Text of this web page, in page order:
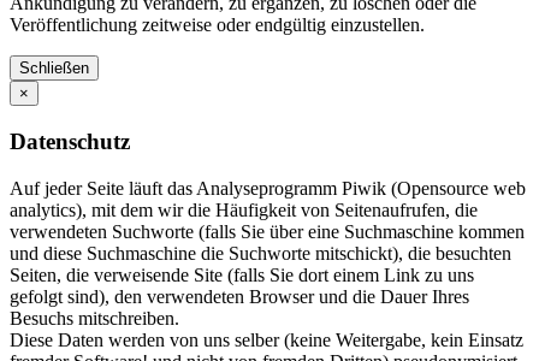
Veröffentlichung zeitweise oder endgültig einzustellen.
Schließen
×
Datenschutz
Auf jeder Seite läuft das Analyseprogramm Piwik (Opensource web
analytics), mit dem wir die Häufigkeit von Seitenaufrufen, die
verwendeten Suchworte (falls Sie über eine Suchmaschine kommen
und diese Suchmaschine die Suchworte mitschickt), die besuchten
Seiten, die verweisende Site (falls Sie dort einem Link zu uns
gefolgt sind), den verwendeten Browser und die Dauer Ihres
Besuchs mitschreiben.
Diese Daten werden von uns selber (keine Weitergabe, kein Einsatz